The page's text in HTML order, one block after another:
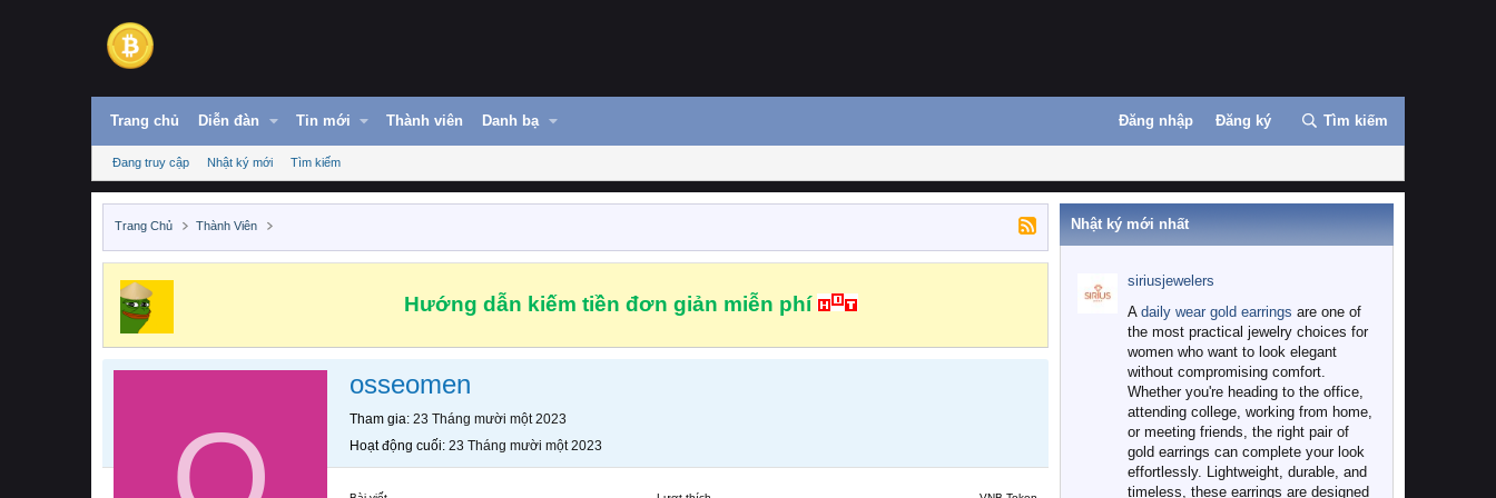
Trang chủ Diễn đàn Tin mới Thành viên Danh bạ Đăng nhập Đăng ký Tìm kiếm
Đang truy cập Nhật ký mới Tìm kiếm
Trang Chủ Thành Viên
Hướng dẫn kiếm tiền đơn giản miễn phí
osseomen
Tham gia 23 Tháng mười một 2023
Hoạt động cuối 23 Tháng mười một 2023
Nhật ký mới nhất
siriusjewelers
A daily wear gold earrings are one of
the most practical jewelry choices for
women who want to look elegant
without compromising comfort.
Whether you're heading to the office,
attending college, working from home,
or meeting friends, the right pair of
gold earrings can complete your look
effortlessly. Lightweight, durable, and
timeless, these earrings are designed